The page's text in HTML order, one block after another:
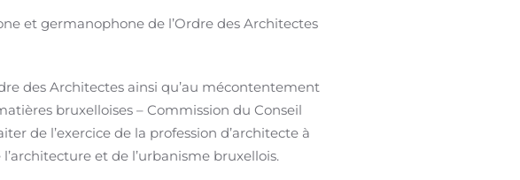
et germanophone de l’Ordre des Architectes
des Architectes ainsi qu’au mécontentement
bruxelloises – Commission du Conseil
de l’exercice de la profession d’architecte à
et de l’urbanisme bruxellois.